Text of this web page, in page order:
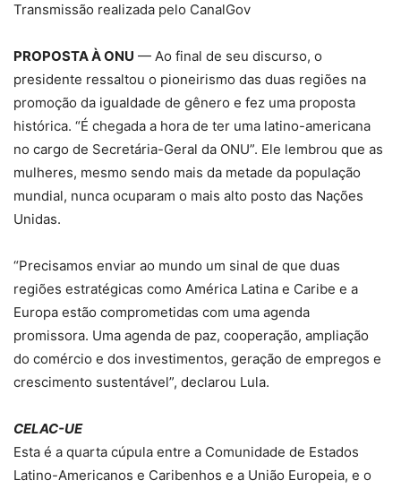
Transmissão realizada pelo CanalGov
PROPOSTA À ONU — Ao final de seu discurso, o
presidente ressaltou o pioneirismo das duas regiões na
promoção da igualdade de gênero e fez uma proposta
histórica. “É chegada a hora de ter uma latino-americana
no cargo de Secretária-Geral da ONU”. Ele lembrou que as
mulheres, mesmo sendo mais da metade da população
mundial, nunca ocuparam o mais alto posto das Nações
Unidas.
“Precisamos enviar ao mundo um sinal de que duas
regiões estratégicas como América Latina e Caribe e a
Europa estão comprometidas com uma agenda
promissora. Uma agenda de paz, cooperação, ampliação
do comércio e dos investimentos, geração de empregos e
crescimento sustentável”, declarou Lula.
CELAC-UE
Esta é a quarta cúpula entre a Comunidade de Estados
Latino-Americanos e Caribenhos e a União Europeia, e o